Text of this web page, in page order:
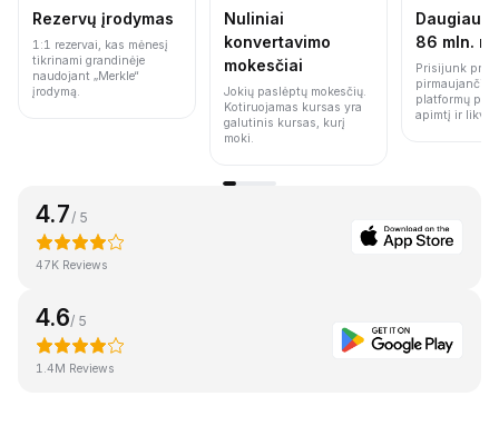
Rezervų įrodymas
1:1 rezervai, kas mėnesį
tikrinami grandinėje
naudojant „Merkle“
įrodymą.
Nuliniai
konvertavimo
mokesčiai
Jokių paslėptų mokesčių.
Kotiruojamas kursas yra
galutinis kursas, kurį
moki.
Daugiau
86 mln.
Prisijunk prie
pirmaujančių
platformų
apimtį ir
4.7 / 5
47K Reviews
4.6/ 5
1.4M Reviews